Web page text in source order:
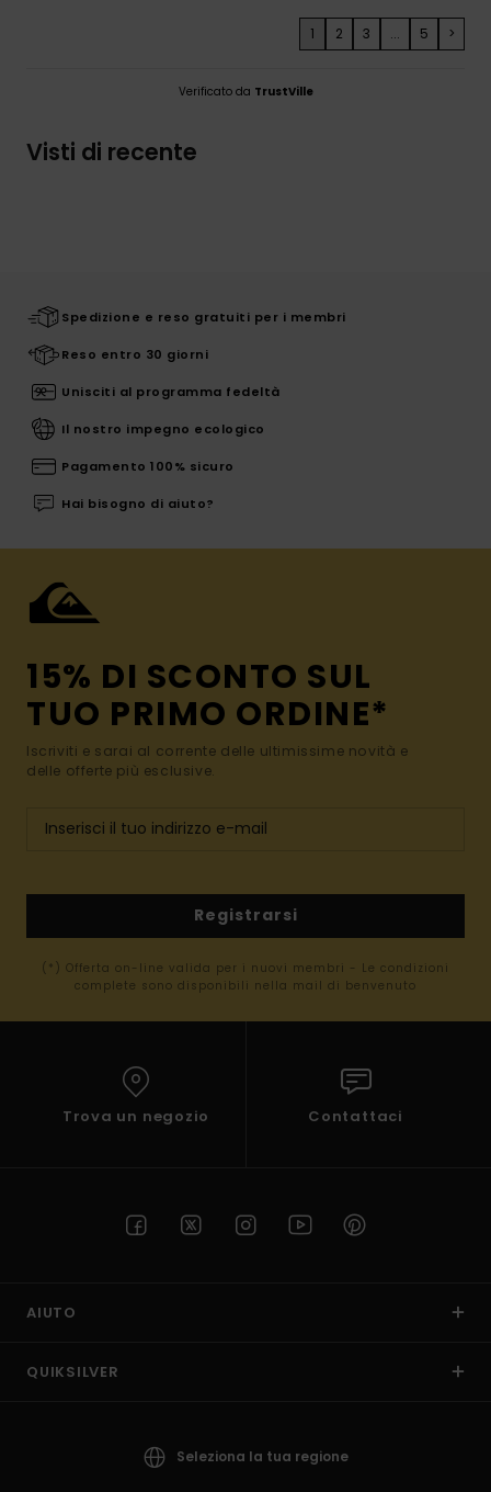
1 2 3 ... 5 >
Verificato da TrustVille
Visti di recente
Spedizione e reso gratuiti per i membri
Reso entro 30 giorni
Unisciti al programma fedeltà
Il nostro impegno ecologico
Pagamento 100% sicuro
Hai bisogno di aiuto?
15% DI SCONTO SUL
TUO PRIMO ORDINE*
Iscriviti e sarai al corrente delle ultimissime novità e
delle offerte più esclusive.
Registrarsi
(*) Offerta on-line valida per i nuovi membri - Le condizioni
complete sono disponibili nella mail di benvenuto
Trova un negozio Contattaci
AIUTO
QUIKSILVER
Seleziona la tua regione